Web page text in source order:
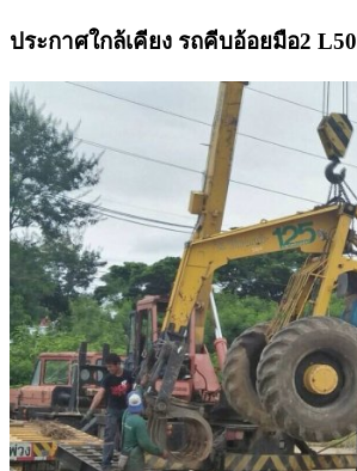
ประกาศใกล้เคียง รถคีบอ้อยมือ2 L50